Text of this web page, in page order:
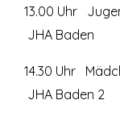
13.00 Uhr
JHA Baden
14.30 Uhr
JHA Baden 2